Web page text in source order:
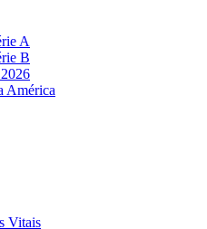
A
B
América
Vitais